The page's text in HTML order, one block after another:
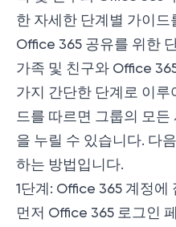
한 자세한 단계별 가이드
Office 365 공유를 위한
가족 및 친구와 Office
가지 간단한 단계로 이루
드를 따르면 그룹의 모
을 누릴 수 있습니다. 다
하는 방법입니다.
1단계: Office 365 계정에
먼저 Office 365 로그인